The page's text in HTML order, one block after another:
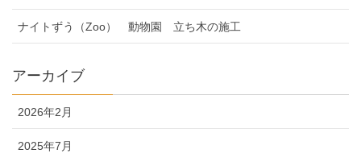
ナイトずう（Zoo） 動物園 立ち木の施工
アーカイブ
2026年2月
2025年7月